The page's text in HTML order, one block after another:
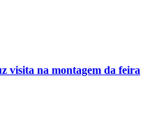
visita na montagem da feira